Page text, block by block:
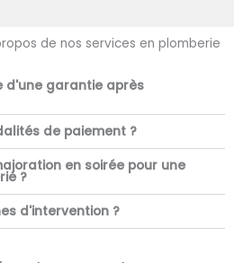
de nos services en plomberie
d'une garantie après
de paiement ?
en soirée pour une
?
d'intervention ?